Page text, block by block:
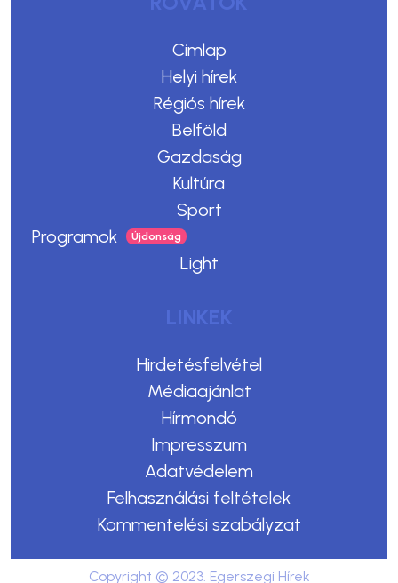
Címlap
Helyi hírek
Régiós hírek
Belföld
Gazdaság
Kultúra
Sport
Programok
Light
LINKEK
Hirdetésfelvétel
Médiaajánlat
Hírmondó
Impresszum
Adatvédelem
Felhasználási feltételek
Kommentelési szabályzat
Copyright © 2023. Egerszegi Hírek